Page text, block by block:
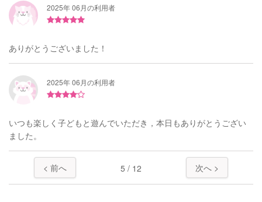
2025年 06月の利用者
ありがとうございました！
2025年 06月の利用者
いつも楽しく子どもと遊んでいただき，本日もありがとうござい
ました。
< 前へ 5 / 12 次へ >